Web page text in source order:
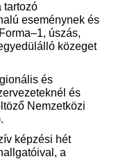
tartozó
eseménynek és
úszás,
közeget
és
és
Nemzetközi
képzési hét
a